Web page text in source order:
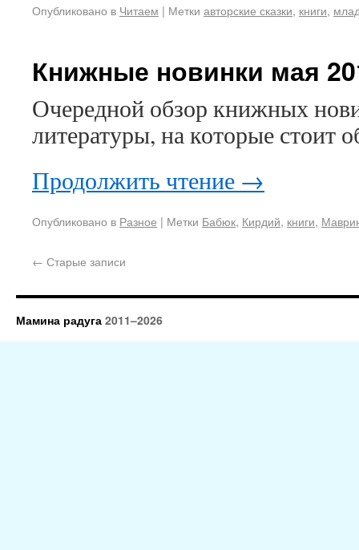
Опубликовано в Читаем | Метки авторские сказки, книги,
Книжные новинки мая
Очередной обзор книжных
литературы, на которые стоит
Продолжить чтение →
Опубликовано в Разное | Метки Бабюк, Кирдий, книги,
← Старые записи
Мамина радуга 2011–2026